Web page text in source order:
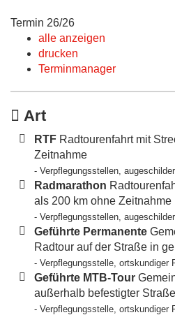
Termin 26/26
alle anzeigen
drucken
Terminmanager
Art
RTF Radtourenfahrt mit
Zeitnahme
- Verpflegungsstellen,
Radmarathon
als 200 km ohne Zeitnahme
- Verpflegungsstellen,
Geführte Permanente
Radtour auf der Straße in
- Verpflegungsstelle, ortskundiger
Geführte MTB-Tour
außerhalb befestigter
- Verpflegungsstelle, ortskundiger